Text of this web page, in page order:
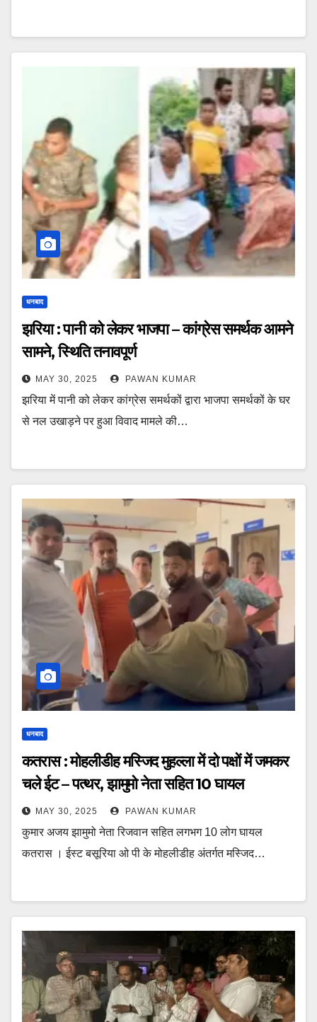
धनबाद
झरिया : पानी को लेकर भाजपा – कांग्रेस समर्थक आमने
सामने, स्थिति तनावपूर्ण
MAY 30, 2025 PAWAN KUMAR
झरिया में पानी को लेकर कांग्रेस समर्थकों द्वारा भाजपा समर्थकों के घर
से नल उखाड़ने पर हुआ विवाद मामले की…
धनबाद
कतरास : मोहलीडीह मस्जिद मुहल्ला में दो पक्षों में जमकर
चले ईट – पत्थर, झामुमो नेता सहित 10 घायल
MAY 30, 2025 PAWAN KUMAR
कुमार अजय झामुमो नेता रिजवान सहित लगभग 10 लोग घायल
कतरास । ईस्ट बसूरिया ओ पी के मोहलीडीह अंतर्गत मस्जिद…